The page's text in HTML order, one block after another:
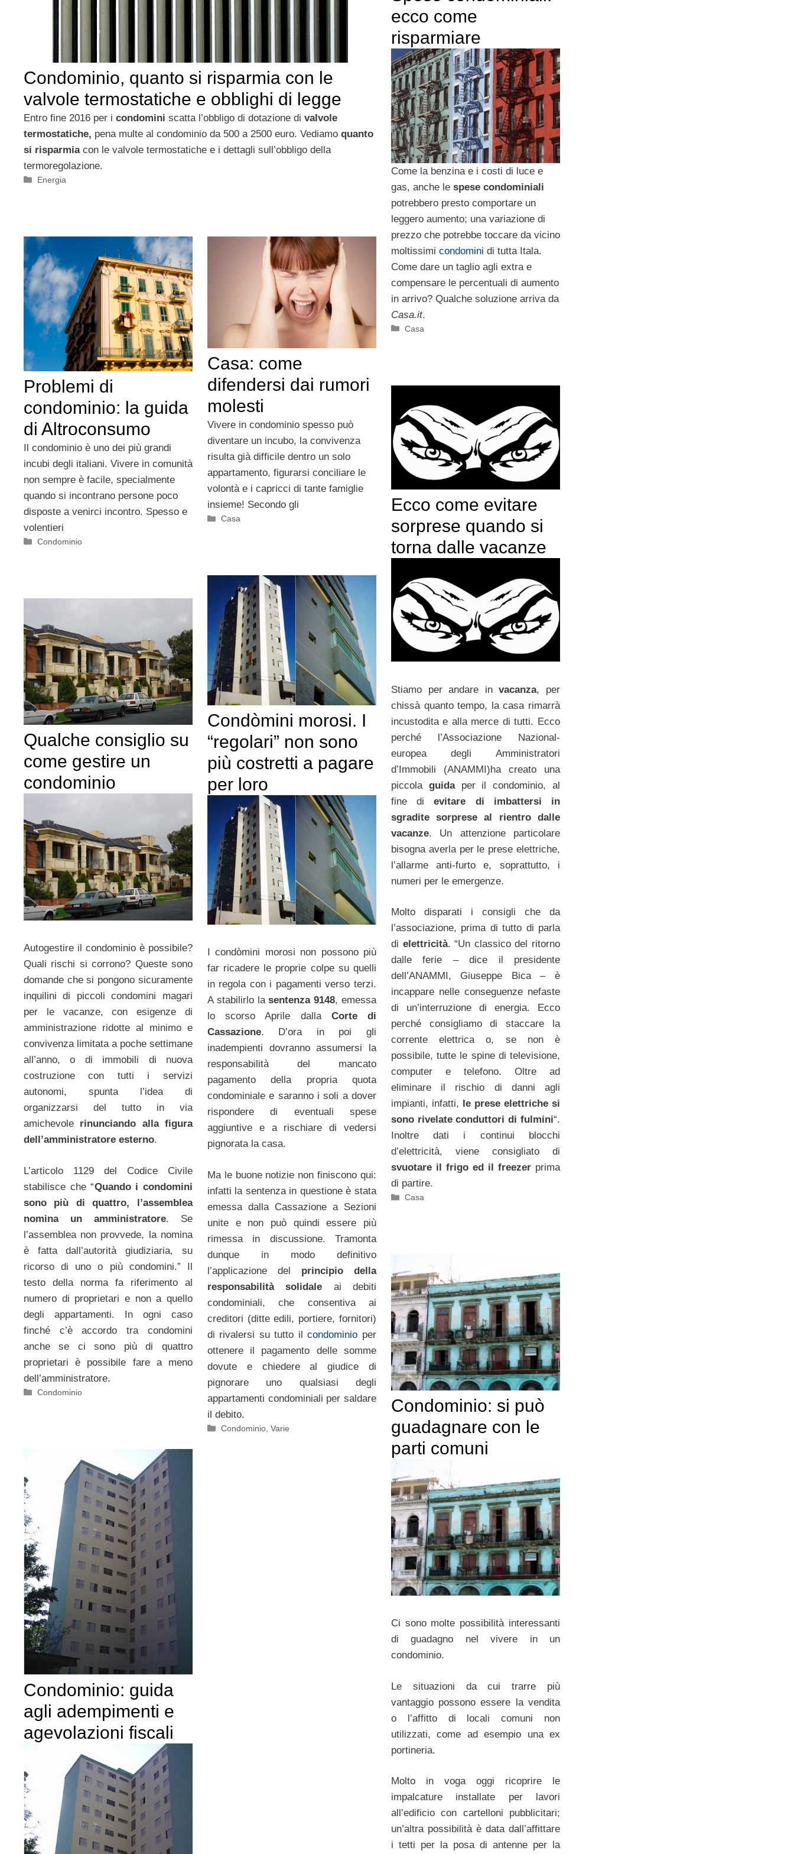
Condominio, quanto si risparmia con le
valvole termostatiche e obblighi di legge
Entro fine 2016 per i condomini scatta l’obbligo di dotazione di valvole
termostatiche, pena multe al condominio da 500 a 2500 euro. Vediamo quanto
si risparmiacon le valvole termostatiche e i dettagli sull’obbligo della
termoregolazione.
Categorie
Energia
ecco come
risparmiare
Come la benzina e i costi di luce e
gas, anche le spese condominiali
potrebbero presto comportare un
leggero aumento; una variazione di
prezzo che potrebbe toccare da vicino
moltissimi condomini di tutta Itala.
Come dare un taglio agli extra e
compensare le percentuali di aumento
in arrivo? Qualche soluzione arriva da
Casa.it.
Categorie
Casa
Problemi di
condominio: la guida
di Altroconsumo
Il condominio è uno dei più grandi
incubi degli italiani. Vivere in comunità
non sempre è facile, specialmente
quando si incontrano persone poco
disposte a venirci incontro. Spesso e
volentieri
Categorie
Condominio
Casa: come
difendersi dai rumori
molesti
Vivere in condominio spesso può
diventare un incubo, la convivenza
risulta già difficile dentro un solo
appartamento, figurarsi conciliare le
volontà e i capricci di tante famiglie
insieme! Secondo gli
Categorie
Casa
Ecco come evitare
sorprese quando si
torna dalle vacanze
Stiamo per andare invacanza, per
chissà quanto tempo, la casa rimarrà
incustodita e alla merce di tutti. Ecco
perché l’Associazione Nazional-
europea degli Amministratori
d’Immobili (ANAMMI)ha creato una
piccola guida per il condominio, al
fine di evitare di imbattersi in
sgradite sorprese al rientro dalle
vacanze. Un attenzione particolare
bisogna averla per le prese elettriche,
l’allarme anti-furto e, soprattutto, i
numeri per le emergenze.
Molto disparati i consigli che da
l’associazione, prima di tutto di parla
di elettricità. “Un classico del ritorno
dalle ferie – dice il presidente
dell’ANAMMI, Giuseppe Bica – è
incappare nelle conseguenze nefaste
di un’interruzione di energia. Ecco
perché consigliamo di staccare la
corrente elettrica o, se non è
possibile, tutte le spine di televisione,
computer e telefono. Oltre ad
eliminare il rischio di danni agli
impianti, infatti,
le prese elettriche si
sono rivelate conduttori di fulmini“.
Inoltre dati i continui blocchi
d’elettricità, viene consigliato di
svuotare il frigo ed il freezerprima
di partire.
Categorie
Casa
Condòmini morosi. I
“regolari” non sono
più costretti a pagare
per loro
I condòmini morosi non possono più
far ricadere le proprie colpe su quelli
in regola con i pagamenti verso terzi.
A stabilirlo lasentenza 9148, emessa
lo scorso Aprile dalla Corte di
Cassazione. D’ora in poi gli
inadempienti dovranno assumersi la
responsabilità del mancato
pagamento della propria quota
condominiale e saranno i soli a dover
rispondere di eventuali spese
aggiuntive e a rischiare di vedersi
pignorata la casa.
Ma le buone notizie non finiscono qui:
infatti la sentenza in questione è stata
emessa dalla Cassazione a Sezioni
unite e non può quindi essere più
rimessa in discussione. Tramonta
dunque in modo definitivo
l’applicazione del principio della
responsabilità solidale ai debiti
condominiali, che consentiva ai
creditori (ditte edili, portiere, fornitori)
di rivalersi su tutto ilcondominio per
ottenere il pagamento delle somme
dovute e chiedere al giudice di
pignorare uno qualsiasi degli
appartamenti condominiali per saldare
il debito.
Categorie
Condominio ,Varie
Qualche consiglio su
come gestire un
condominio
Autogestire il condominio è possibile?
Quali rischi si corrono? Queste sono
domande che si pongono sicuramente
inquilini di piccoli condomini magari
per le vacanze, con esigenze di
amministrazione ridotte al minimo e
convivenza limitata a poche settimane
all’anno, o di immobili di nuova
costruzione con tutti i servizi
autonomi, spunta l’idea di
organizzarsi del tutto in via
amichevole rinunciando alla figura
dell’amministratore esterno.
L’articolo 1129 del Codice Civile
stabilisce che “Quando i condomini
sono più di quattro, l’assemblea
nomina un amministratore. Se
l’assemblea non provvede, la nomina
è fatta dall’autorità giudiziaria, su
ricorso di uno o più condomini.” Il
testo della norma fa riferimento al
numero di proprietari e non a quello
degli appartamenti. In ogni caso
finché c’è accordo tra condomini
anche se ci sono più di quattro
proprietari è possibile fare a meno
dell’amministratore.
Categorie
Condominio
Condominio: si può
guadagnare con le
parti comuni
Ci sono molte possibilità interessanti
di guadagno nel vivere in un
condominio.
Le situazioni da cui trarre più
vantaggio possono essere la vendita
o l’affitto di locali comuni non
utilizzati, come ad esempio una ex
portineria.
Molto in voga oggi ricoprire le
impalcature installate per lavori
all’edificio con cartelloni pubblicitari;
un’altra possibilità è data dall’affittare
i tetti per la posa di antenne per la
Condominio: guida
agli adempimenti e
agevolazioni fiscali